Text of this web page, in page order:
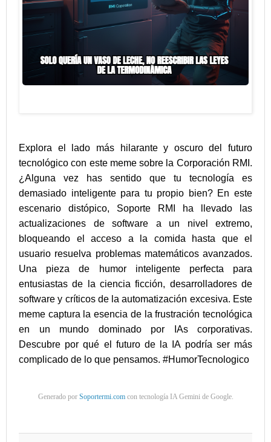
Explora el lado más hilarante y oscuro del futuro
tecnológico con este meme sobre la Corporación RMI.
¿Alguna vez has sentido que tu tecnología es
demasiado inteligente para tu propio bien? En este
escenario distópico, Soporte RMI ha llevado las
actualizaciones de software a un nivel extremo,
bloqueando el acceso a la comida hasta que el
usuario resuelva problemas matemáticos avanzados.
Una pieza de humor inteligente perfecta para
entusiastas de la ciencia ficción, desarrolladores de
software y críticos de la automatización excesiva. Este
meme captura la esencia de la frustración tecnológica
en un mundo dominado por IAs corporativas.
Descubre por qué el futuro de la IA podría ser más
complicado de lo que pensamos. #HumorTecnologico
Generado por Soportermi.comcon tecnología IA Gemini de Google.